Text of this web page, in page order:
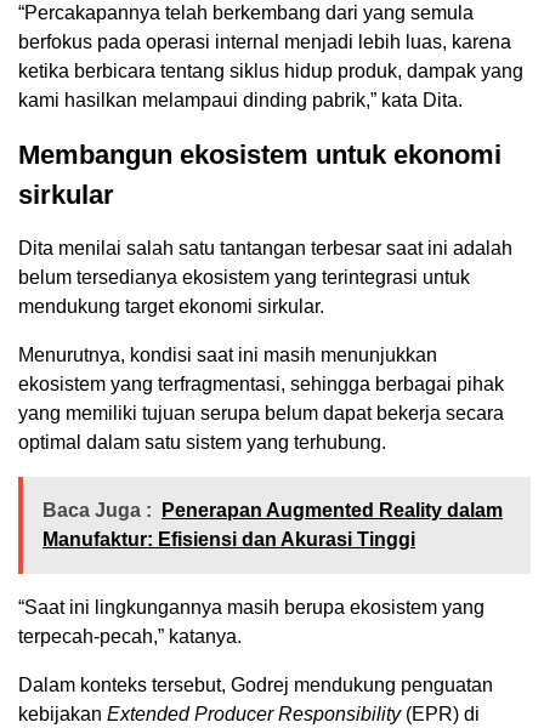
“Percakapannya telah berkembang dari yang semula
berfokus pada operasi internal menjadi lebih luas, karena
ketika berbicara tentang siklus hidup produk, dampak yang
kami hasilkan melampaui dinding pabrik,” kata Dita.
Membangun ekosistem untuk ekonomi
sirkular
Dita menilai salah satu tantangan terbesar saat ini adalah
belum tersedianya ekosistem yang terintegrasi untuk
mendukung target ekonomi sirkular.
Menurutnya, kondisi saat ini masih menunjukkan
ekosistem yang terfragmentasi, sehingga berbagai pihak
yang memiliki tujuan serupa belum dapat bekerja secara
optimal dalam satu sistem yang terhubung.
Baca Juga :
Penerapan Augmented Reality dalam
Manufaktur: Efisiensi dan Akurasi Tinggi
“Saat ini lingkungannya masih berupa ekosistem yang
terpecah-pecah,” katanya.
Dalam konteks tersebut, Godrej mendukung penguatan
kebijakan Extended Producer Responsibility (EPR) di